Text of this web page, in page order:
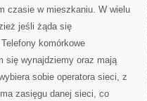
czasie w mieszkaniu. W wielu
jeśli żąda się
komórkowe
się wynajdziemy oraz mają
sobie operatora sieci, z
zasięgu danej sieci, co